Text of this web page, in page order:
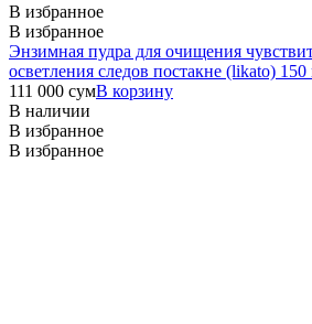
В избранное
В избранное
Энзимная пудра для очищения
осветления следов постакне (likato)
111 000 сумВ корзину
В наличии
В избранное
В избранное